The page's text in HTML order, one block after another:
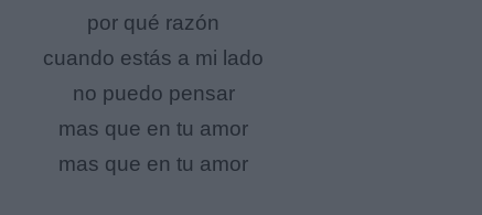
por qué razón
cuando estás a mi lado
no puedo pensar
mas que en tu amor
mas que en tu amor